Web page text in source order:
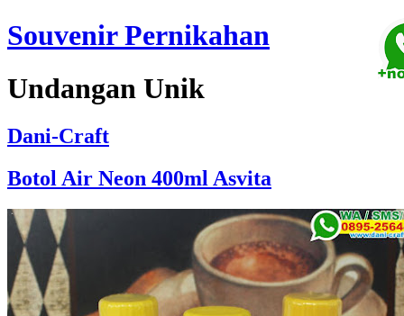
Souvenir Pernikahan
Undangan Unik
Dani-Craft
Botol Air Neon 400ml Asvita